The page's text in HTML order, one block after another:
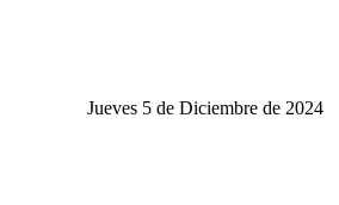
Jueves 5 de Diciembre de 2024